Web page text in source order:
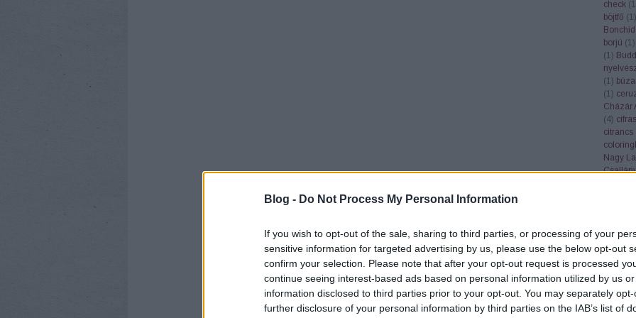
Blog - Do Not Process My Personal Information
If you wish to opt-out of the sale, sharing to third parties, or processing of your
sensitive information for targeted advertising by us, please use the below opt-out
confirm your selection. Please note that after your opt-out request is processed
continue seeing interest-based ads based on personal information utilized by us
information disclosed to third parties prior to your opt-out. You may separately
further disclosure of your personal information by third parties on the IAB’s list of
check (1
böjtfő (1)
borjú (1)
(1)
(1)
(1)
Cházár
(4)
citrancs
Nagy
csiperke
Csúcs
Győző